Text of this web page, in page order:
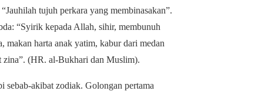
tujuh perkara yang membinasakan”.
“Syirik kepada Allah, sihir, membunuh
harta anak yatim, kabur dari medan
zina”. (HR. al-Bukhari dan Muslim).
akibat zodiak. Golongan pertama